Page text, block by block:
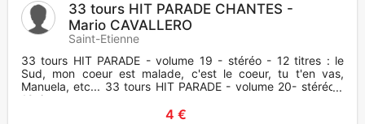
33 tours HIT PARADE CHANTES -
Mario CAVALLERO
Saint-Etienne
33 tours HIT PARADE - volume 19 - stéréo - 12 titres : le
Sud, mon coeur est malade, c'est le coeur, tu t'en vas,
Manuela, etc... 33 tours HIT PARADE - volume 20- stéréo -
12 ti
4 €